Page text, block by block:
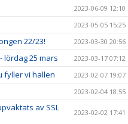
2023-06-09 12:10
2023-05-05 15:25
22/23! 2023-03-30 20:56
lördag 25 mars 2023-03-17 07:12
fyller vi hallen 2023-02-07 19:07
2023-02-04 18:55
av SSL
2023-02-02 17:41